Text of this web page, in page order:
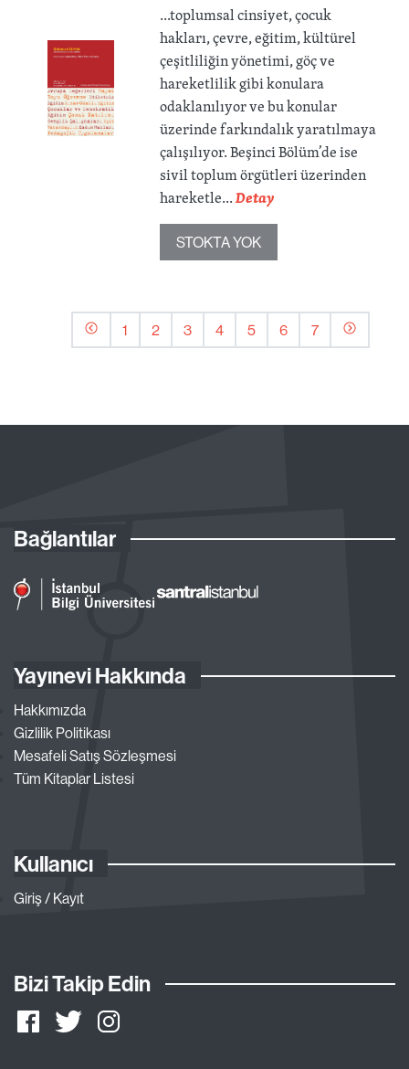
...toplumsal cinsiyet, çocuk
hakları, çevre, eğitim, kültürel
çeşitliliğin yönetimi, göç ve
hareketlilik gibi konulara
odaklanılıyor ve bu konular
üzerinde farkındalık yaratılmaya
çalışılıyor. Beşinci Bölüm’de ise
sivil toplum örgütleri üzerinden
hareketle...Detay
STOKTA YOK
1 2 3 4 5 6 7
Bağlantılar
Yayınevi Hakkında
Hakkımızda
Gizlilik Politikası
Mesafeli Satış Sözleşmesi
Tüm Kitaplar Listesi
Kullanıcı
Giriş / Kayıt
Bizi Takip Edin